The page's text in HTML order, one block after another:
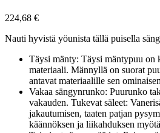
224,68 €
Nauti hyvistä yöunista tällä puisella
Täysi mänty: Täysi mäntypuu on
materiaali. Männyllä on suorat
antavat materiaalille sen
Vakaa sängynrunko: Puurunko
vakauden. Tukevat säleet:
jakautumisen, taaten patjan
käännöksen ja liikahduksen